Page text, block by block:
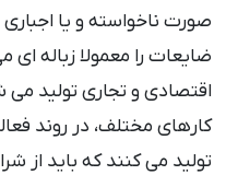
صورت ناخواسته و یا اجباری
ضایعات را معمولا زباله
اقتصادی و تجاری تولید
کارهای مختلف، در روند
تولید می کنند که باید از